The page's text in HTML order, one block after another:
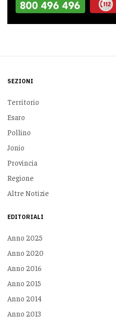
SEZIONI
Territorio
Esaro
Pollino
Jonio
Provincia
Regione
Altre Notizie
EDITORIALI
Anno 2025
Anno 2020
Anno 2016
Anno 2015
Anno 2014
Anno 2013